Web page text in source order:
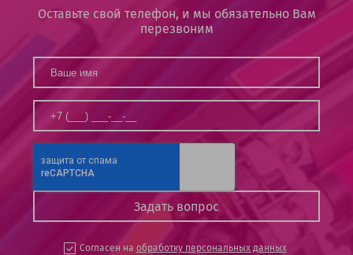
Оставьте свой телефон, и мы обязательно Вам
перезвоним
Согласен на обработку персональных данных